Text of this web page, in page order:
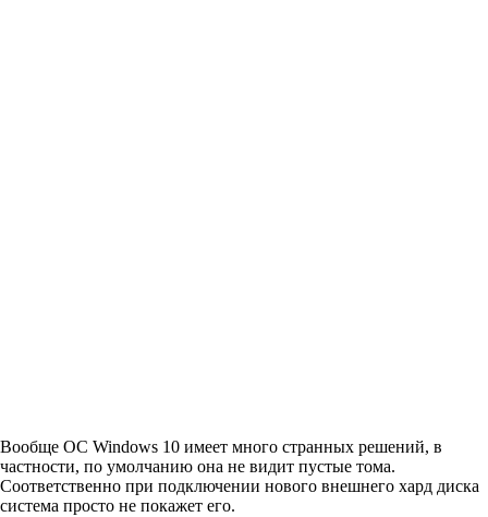
Вообще OC Windows 10 имеет много странных решений, в
частности, по умолчанию она не видит пустые тома.
Соответственно при подключении нового внешнего хард диска
система просто не покажет его.